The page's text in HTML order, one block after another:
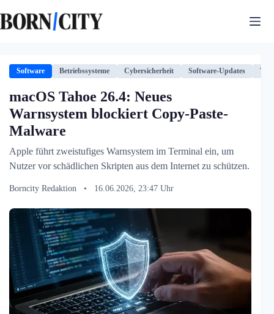
Inhalt
springen
Software Betriebssysteme Cybersicherheit Software-Updates
macOS Tahoe 26.4: Neues
Warnsystem blockiert Copy-Paste-
Malware
Apple führt zweistufiges Warnsystem im Terminal ein, um
Nutzer vor schädlichen Skripten aus dem Internet zu schützen.
Borncity Redaktion • 16.06.2026, 23:47 Uhr